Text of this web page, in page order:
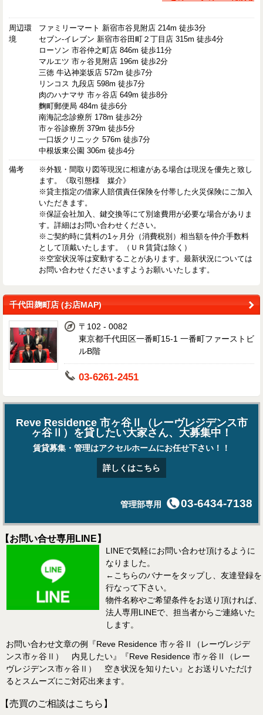
周辺環
境
ファミリーマート 新宿市谷見附店 214m 徒歩3分
セブン-イレブン 新宿市谷田町２丁目店 315m 徒歩4分
ローソン 市谷仲之町店 846m 徒歩11分
マルエツ 市ヶ谷見附店 196m 徒歩2分
三徳 牛込神楽坂店 572m 徒歩7分
リンコス 九段店 598m 徒歩7分
肉のハナマサ 市ヶ谷店 649m 徒歩8分
麴町郵便局 484m 徒歩6分
南海記念診療所 178m 徒歩2分
市ヶ谷診療所 379m 徒歩5分
一口坂クリニック 576m 徒歩7分
中根坂東公園 306m 徒歩4分
備考
※外観・間取り図等現況に相違がある場合は現況を優先と致し
ます。《取引態様 媒介》
※貸主指定の借家人賠償責任保険を付帯した火災保険にご加入
いただきます。
※保証会社加入、鍵交換等にて別途費用が必要な場合がありま
す。詳細はお問い合わせください。
※ご契約時に賃料の1ヶ月分（消費税別）相当額を仲介手数料
として頂戴いたします。（ＵＲ賃貸は除く）
※空室状況等は変動することがあります。最新状況については
お問い合わせくださいますようお願いいたします。
千代田麹町店 (お店MAP)
〒102 - 0082
東京都千代田区一番町15-1 一番町ファーストビ
ルB階
03-6261-2451
Reve Residence 市ヶ谷Ⅱ（レーヴレジデンス市
ヶ谷Ⅱ）を貸したい大家さん、大募集中！
賃貸募集・管理はアクセルホームにお任せ下さい！！
詳しくはこちら
管理部専用 03-6434-7138
【お問い合せ専用LINE】
LINEで気軽にお問い合わせ頂けるように
なりました。
←こちらのバナーをタップし、友達登録を
行なって下さい。
物件名称やご希望条件をお送り頂ければ、
法人専用LINEで、担当者からご連絡いた
します。
お問い合わせ文章の例『Reve Residence 市ヶ谷Ⅱ（レーヴレジデ
ンス市ヶ谷Ⅱ） 内見したい』『Reve Residence 市ヶ谷Ⅱ（レー
ヴレジデンス市ヶ谷Ⅱ） 空き状況を知りたい』とお送りいただけ
るとスムーズにご対応出来ます。
【売買のご相談はこちら】